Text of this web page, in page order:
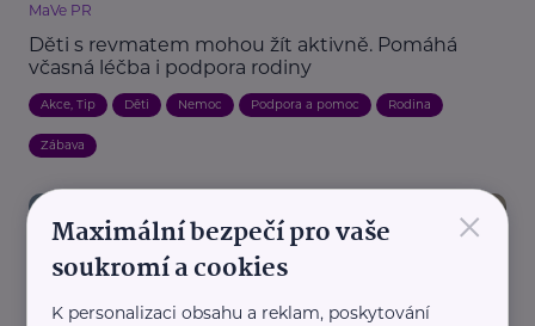
MaVe PR
Děti s revmatem mohou žít aktivně. Pomáhá
včasná léčba i podpora rodiny
Akce, Tip Děti Nemoc Podpora a pomoc Rodina
Zábava
×
Maximální bezpečí pro vaše
soukromí a cookies
K personalizaci obsahu a reklam, poskytování